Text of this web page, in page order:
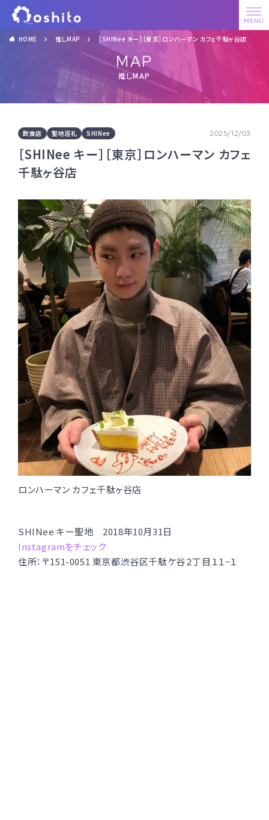
HOME 推しMAP ［SHINee キー］［東京］ロンハーマン カフェ千駄ヶ谷店
MAP
推しMAP
飲食店 聖地巡礼 SHINee 2025/12/03
［SHINee キー］［東京］ロンハーマン カフェ
千駄ヶ谷店
ロンハーマン カフェ千駄ヶ谷店
SHINee キー聖地 2018年10月31日
Instagramをチェック
住所：〒151-0051 東京都渋谷区千駄ケ谷２丁目１１−１